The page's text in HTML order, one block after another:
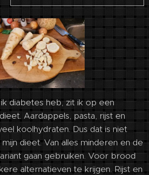
diabetes heb, zit ik op een
Aardappels, pasta, rijst en
koolhydraten. Dus dat is niet
dieet. Van alles minderen en de
gaan gebruiken. Voor brood
alternatieven te krijgen. Rijst en